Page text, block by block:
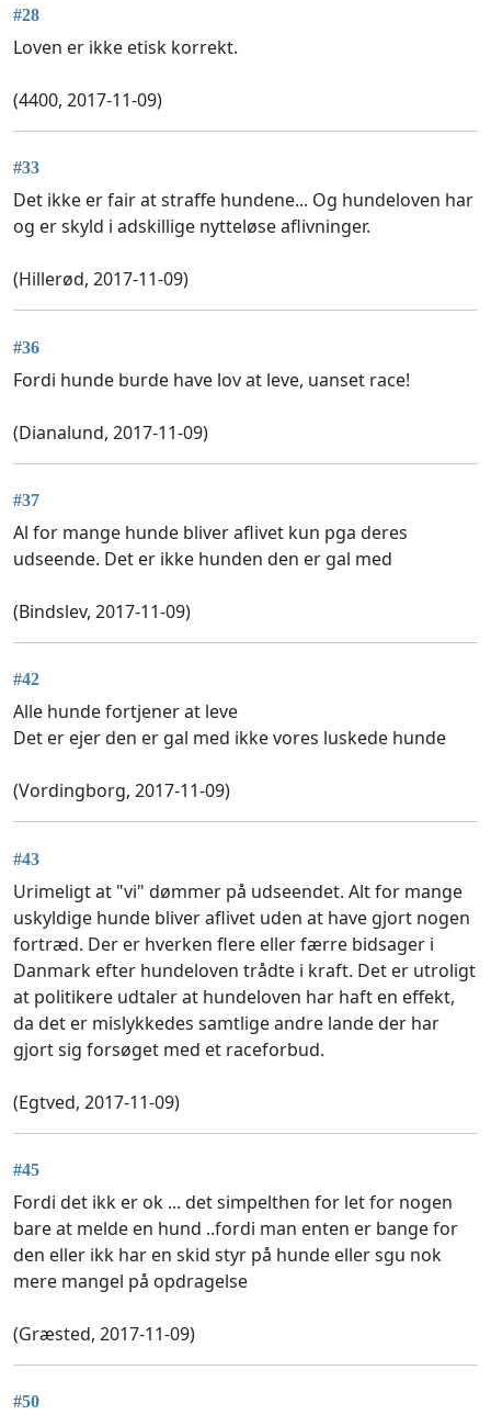
#28
Loven er ikke etisk korrekt.
(4400, 2017-11-09)
#33
Det ikke er fair at straffe hundene... Og hundeloven har
og er skyld i adskillige nytteløse aflivninger.
(Hillerød, 2017-11-09)
#36
Fordi hunde burde have lov at leve, uanset race!
(Dianalund, 2017-11-09)
#37
Al for mange hunde bliver aflivet kun pga deres
udseende. Det er ikke hunden den er gal med
(Bindslev, 2017-11-09)
#42
Alle hunde fortjener at leve
Det er ejer den er gal med ikke vores luskede hunde
(Vordingborg, 2017-11-09)
#43
Urimeligt at "vi" dømmer på udseendet. Alt for mange
uskyldige hunde bliver aflivet uden at have gjort nogen
fortræd. Der er hverken flere eller færre bidsager i
Danmark efter hundeloven trådte i kraft. Det er utroligt
at politikere udtaler at hundeloven har haft en effekt,
da det er mislykkedes samtlige andre lande der har
gjort sig forsøget med et raceforbud.
(Egtved, 2017-11-09)
#45
Fordi det ikk er ok ... det simpelthen for let for nogen
bare at melde en hund ..fordi man enten er bange for
den eller ikk har en skid styr på hunde eller sgu nok
mere mangel på opdragelse
(Græsted, 2017-11-09)
#50